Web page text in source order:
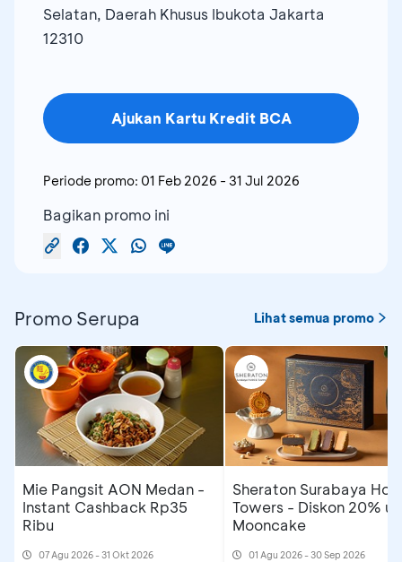
Selatan, Daerah Khusus Ibukota Jakarta
12310
Ajukan Kartu Kredit BCA
Periode promo: 01 Feb 2026 - 31 Jul 2026
Bagikan promo ini
Promo Serupa Lihat semua promo
Mie Pangsit AON Medan -
Instant Cashback Rp35
Ribu
07 Agu 2026 - 31 Okt 2026
Sheraton Surabaya
Towers - Diskon 20%
Mooncake
01 Agu 2026 - 30 Sep 2026